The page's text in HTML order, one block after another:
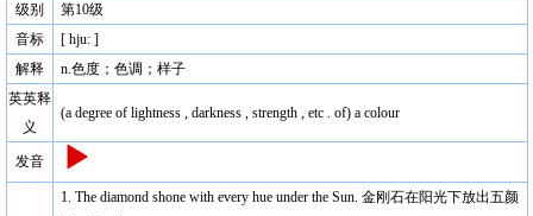
级别
第10级
音标
[ hju: ]
解释
n.色度；色调；样子
英英释
义
(a degree of lightness , darkness , strength , etc . of) a colour
发音
1. The diamond shone with every hue under the Sun. 金刚石在阳光下放出五颜